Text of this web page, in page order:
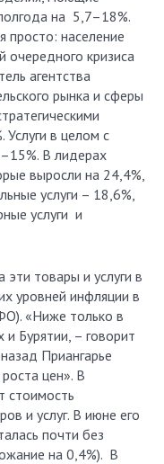
на 5,7–18%.
просто: население
очередного кризиса
агентства
рынка и сферы
в целом с
В лидерах
выросли на 24,4%,
услуги – 18,6%,
услуги и
товары и услуги в
уровней инфляции в
«Ниже только в
Бурятии, – говорит
Приангарье
цен». В
стоимость
и услуг. В июне его
почти без
на 0,4%). В